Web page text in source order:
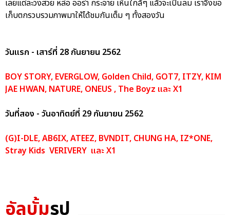
เลยแต่ละวงสวย หล่อ ออร่า กระจาย เห็นใกล้ๆ แล้วจะเป็นลม เราจึงขอ
เก็บตกรวบรวมภาพมาให้ได้ชมกันเต็ม ๆ ทั้งสองวัน
วันแรก - เสาร์ที่ 28 กันยายน 2562
BOY STORY, EVERGLOW, Golden Child, GOT7, ITZY, KIM
JAE HWAN, NATURE, ONEUS , The Boyz และ X1
วันที่สอง - วันอาทิตย์ที่ 29 กันยายน 2562
(G)I-DLE, AB6IX, ATEEZ, BVNDIT, CHUNG HA, IZ*ONE,
Stray Kids VERIVERY และ X1
อัลบั้มรูป